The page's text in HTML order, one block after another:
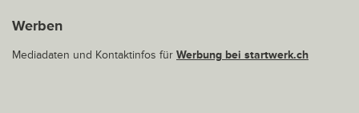
Werben
Mediadaten und Kontaktinfos für Werbung bei startwerk.ch